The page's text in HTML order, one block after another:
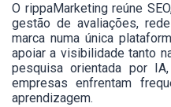
O rippaMarketing reúne
gestão de avaliações,
marca numa única
apoiar a visibilidade tanto
pesquisa orientada por
empresas enfrentam
aprendizagem.